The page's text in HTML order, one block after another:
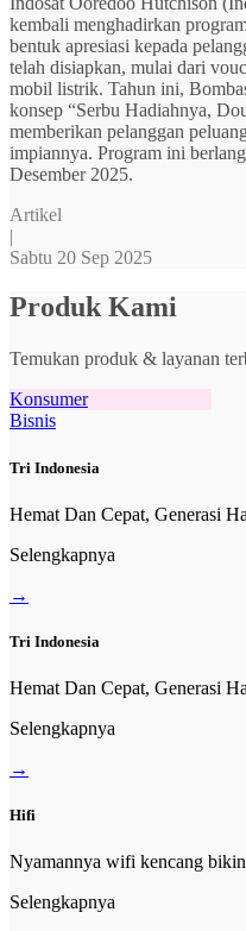
kembali menghadirkan
bentuk apresiasi kepada
telah disiapkan, mulai dari
mobil listrik. Tahun ini,
konsep “Serbu Hadiahnya,
memberikan pelanggan
impiannya. Program ini
Desember 2025.
Artikel
|
Sabtu 20 Sep 2025
Produk Kami
Temukan produk & layanan
Konsumer
Bisnis
Tri Indonesia
Hemat Dan Cepat, Generasi
Selengkapnya
→
Tri Indonesia
Hemat Dan Cepat, Generasi
Selengkapnya
→
Hifi
Nyamannya wifi kencang
Selengkapnya